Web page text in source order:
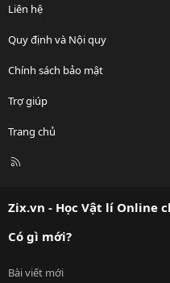
Liên hệ
Quy định và Nội quy
Chính sách bảo mật
Trợ giúp
Trang chủ
R
Zix.vn - Học Vật lí Online
Có gì mới?
Bài viết mới